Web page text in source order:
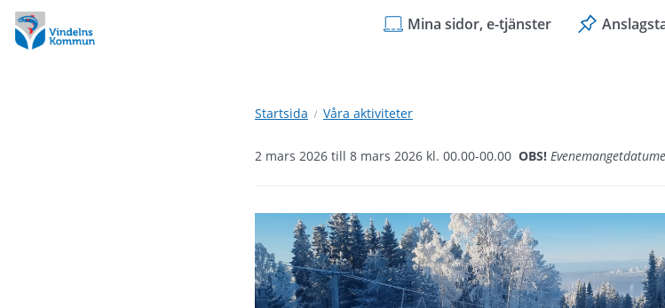
Hoppa
till
innehåll
Hoppa
till
undermeny
Mina sidor, e-tjänster
Startsida Våra aktiviteter
2 mars 2026 till 8 mars 2026 kl. 00.00-00.00 OBS!